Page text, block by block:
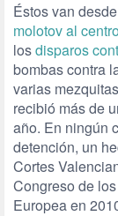
Éstos van
molotov al
losdisparos
bombas contra
varias
recibió más de
año. En ningún
detención, un
Cortes
Congreso de
Europea en